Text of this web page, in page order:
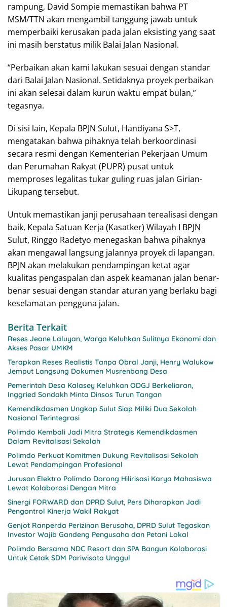
rampung, David Sompie memastikan bahwa PT
MSM/TTN akan mengambil tanggung jawab untuk
memperbaiki kerusakan pada jalan eksisting yang saat
ini masih berstatus milik Balai Jalan Nasional.
“Perbaikan akan kami lakukan sesuai dengan standar
dari Balai Jalan Nasional. Setidaknya proyek perbaikan
ini akan selesai dalam kurun waktu empat bulan,”
tegasnya.
Di sisi lain, Kepala BPJN Sulut, Handiyana S>T,
mengatakan bahwa pihaknya telah berkoordinasi
secara resmi dengan Kementerian Pekerjaan Umum
dan Perumahan Rakyat (PUPR) pusat untuk
memproses legalitas tukar guling ruas jalan Girian-
Likupang tersebut.
Untuk memastikan janji perusahaan terealisasi dengan
baik, Kepala Satuan Kerja (Kasatker) Wilayah I BPJN
Sulut, Ringgo Radetyo menegaskan bahwa pihaknya
akan mengawal langsung jalannya proyek di lapangan.
BPJN akan melakukan pendampingan ketat agar
kualitas pengaspalan dan aspek keamanan jalan benar-
benar sesuai dengan standar aturan yang berlaku bagi
keselamatan pengguna jalan.
Berita Terkait
Reses Jeane Laluyan, Warga Keluhkan Sulitnya Ekonomi dan
Akses Pasar UMKM
Terapkan Reses Realistis Tanpa Obral Janji, Henry Walukow
Jemput Langsung Dokumen Musrenbang Desa
Pemerintah Desa Kalasey Keluhkan ODGJ Berkeliaran,
Inggried Sondakh Minta Dinsos Turun Tangan
Kemendikdasmen Ungkap Sulut Siap Miliki Dua Sekolah
Nasional Terintegrasi
Polimdo Kembali Jadi Mitra Strategis Kemendikdasmen
Dalam Revitalisasi Sekolah
Polimdo Perkuat Komitmen Dukung Revitalisasi Sekolah
Lewat Pendampingan Profesional
Jurusan Elektro Polimdo Dorong Hilirisasi Karya Mahasiswa
Lewat Kolaborasi Dengan Mitra
Sinergi FORWARD dan DPRD Sulut, Pers Diharapkan Jadi
Pengontrol Kinerja Wakil Rakyat
Genjot Ranperda Perizinan Berusaha, DPRD Sulut Tegaskan
Investor Wajib Gandeng Pengusaha dan Petani Lokal
Polimdo Bersama NDC Resort dan SPA Bangun Kolaborasi
Untuk Cetak SDM Pariwisata Unggul